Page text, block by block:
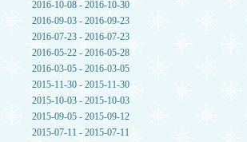
2016-10-08 - 2016-10-30
2016-09-03 - 2016-09-23
2016-07-23 - 2016-07-23
2016-05-22 - 2016-05-28
2016-03-05 - 2016-03-05
2015-11-30 - 2015-11-30
2015-10-03 - 2015-10-03
2015-09-05 - 2015-09-12
2015-07-11 - 2015-07-11